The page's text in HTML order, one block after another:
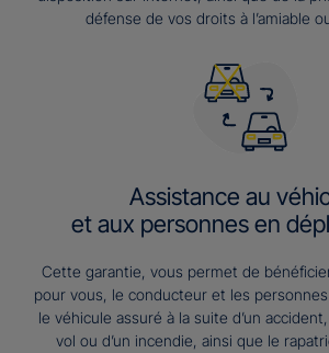
défense de vos droits à l’amiable
Assistance au
et aux personnes en
Cette garantie, vous permet de
pour vous, le conducteur et les
le véhicule assuré à la suite d’un accident,
vol ou d’un incendie, ainsi que le